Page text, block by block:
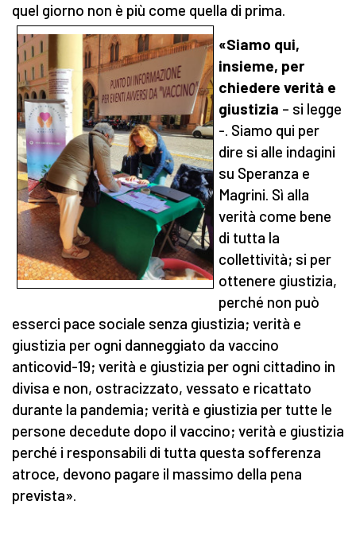
quel giorno non è più come quella di prima.
«Siamo qui,
insieme, per
chiedere verità e
giustizia – si legge
-. Siamo qui per
dire si alle indagini
su Speranza e
Magrini. Sì alla
verità come bene
di tutta la
collettività; si per
ottenere giustizia,
perché non può
esserci pace sociale senza giustizia; verità e
giustizia per ogni danneggiato da vaccino
anticovid-19; verità e giustizia per ogni cittadino in
divisa e non, ostracizzato, vessato e ricattato
durante la pandemia; verità e giustizia per tutte le
persone decedute dopo il vaccino; verità e giustizia
perché i responsabili di tutta questa sofferenza
atroce, devono pagare il massimo della pena
prevista».